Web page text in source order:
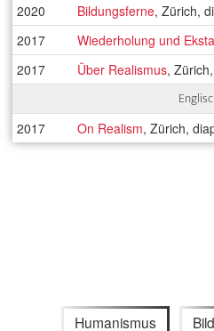
2020 Bildungsferne, Zürich,
2017
Wiederholung und
2017
Über Realismus,
2017 On Realism, Zürich,
Humanismus